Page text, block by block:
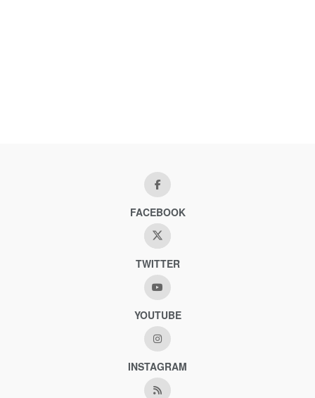
FACEBOOK
TWITTER
YOUTUBE
INSTAGRAM